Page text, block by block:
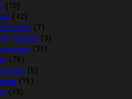
(10)
(42)
puder (7)
Tæpper (3)
(31)
(76)
(5)
(15)
(13)